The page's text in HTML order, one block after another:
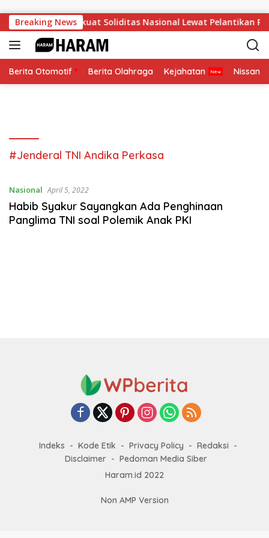
Breaking News
KBPP Polri Perkuat Soliditas Nasional Lewat Pelantikan
Berita Otomotif Berita Olahraga Kejahatan Nissan
#Jenderal TNI Andika Perkasa
Nasional April 5, 2022
Habib Syakur Sayangkan Ada Penghinaan
Panglima TNI soal Polemik Anak PKI
Indeks Kode Etik Privacy Policy
Redaksi
Disclaimer
Pedoman Media Siber
Haram.id 2022
Non AMP Version